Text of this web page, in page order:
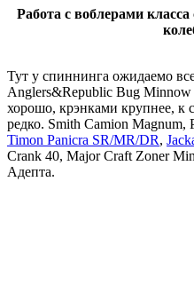
Работа с воблерами класса
Тут у спиннинга ожидаемо
Anglers&Republic Bug Minnow
хорошо, крэнками крупнее, к
редко. Smith Camion Magnum,
Timon Panicra SR/MR/DR,
Crank 40, Major Craft Zoner
Адепта.